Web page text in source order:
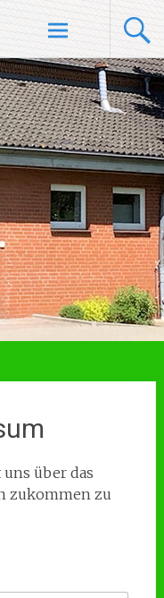
über das
zukommen zu